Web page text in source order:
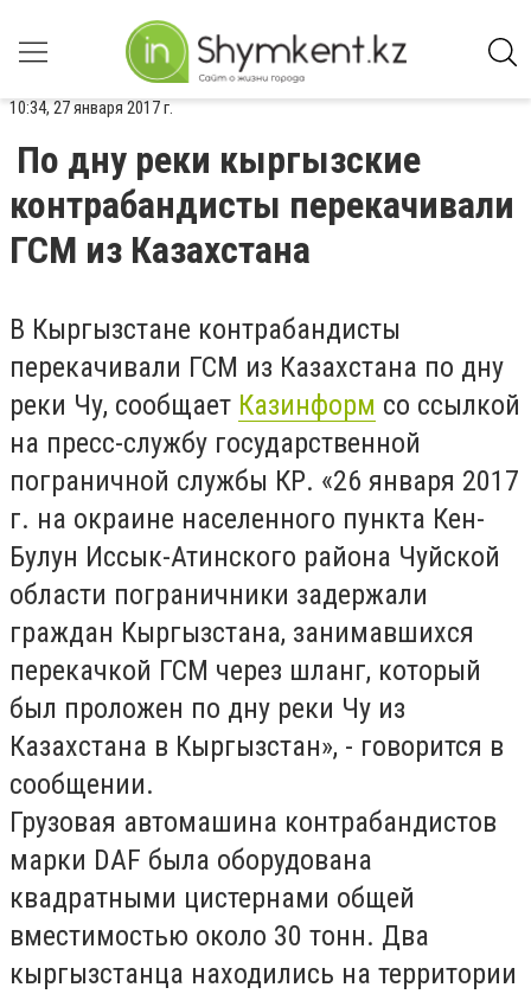
10:34, 27 января 2017 г.
По дну реки кыргызские
контрабандисты перекачивали
ГСМ из Казахстана
В Кыргызстане контрабандисты
перекачивали ГСМ из Казахстана по дну
реки Чу, сообщает Казинформ со ссылкой
на пресс-службу государственной
пограничной службы КР. «26 января 2017
г. на окраине населенного пункта Кен-
Булун Иссык-Атинского района Чуйской
области пограничники задержали
граждан Кыргызстана, занимавшихся
перекачкой ГСМ через шланг, который
был проложен по дну реки Чу из
Казахстана в Кыргызстан», - говорится в
сообщении.
Грузовая автомашина контрабандистов
марки DAF была оборудована
квадратными цистернами общей
вместимостью около 30 тонн. Два
кыргызстанца находились на территории